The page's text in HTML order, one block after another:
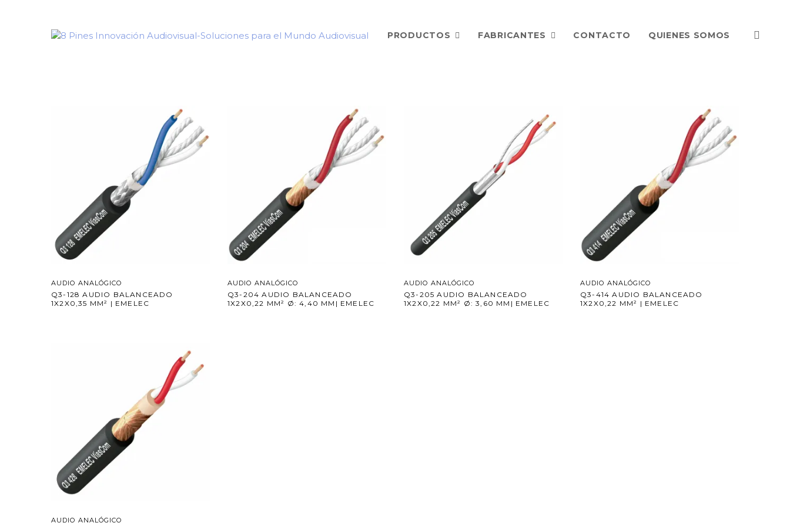
PRODUCTOS FABRICANTES CONTACTO QUIENES SOMOS
AUDIO ANALÓGICO
Q3-128 AUDIO BALANCEADO
1X2X0,35 MM² | EMELEC
AUDIO ANALÓGICO
Q3-204 AUDIO BALANCEADO
1X2X0,22 MM² Ø: 4,40 MM| EMELEC
AUDIO ANALÓGICO
Q3-205 AUDIO BALANCEADO
1X2X0,22 MM² Ø: 3,60 MM| EMELEC
AUDIO ANALÓGICO
Q3-414 AUDIO BALANCEADO
1X2X0,22 MM² | EMELEC
AUDIO ANALÓGICO